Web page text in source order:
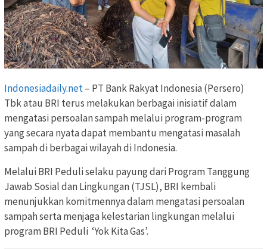
Indonesiadaily.net– PT Bank Rakyat Indonesia (Persero)
Tbk atau BRI terus melakukan berbagai inisiatif dalam
mengatasi persoalan sampah melalui program-program
yang secara nyata dapat membantu mengatasi masalah
sampah di berbagai wilayah di Indonesia.
Melalui BRI Peduli selaku payung dari Program Tanggung
Jawab Sosial dan Lingkungan (TJSL), BRI kembali
menunjukkan komitmennya dalam mengatasi persoalan
sampah serta menjaga kelestarian lingkungan melalui
program BRI Peduli ‘Yok Kita Gas’.